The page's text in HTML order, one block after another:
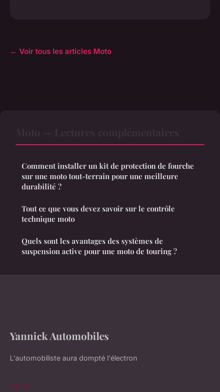
← Voir tous les articles Moto
Comment installer un kit de protection de fourche
sur une moto tout-terrain pour une meilleure
durabilité ?
Tout ce que vous devez savoir sur le contrôle
technique moto
Quels sont les avantages des systèmes de
suspension active pour une moto de touring ?
Yannick Automobiles
L'automobiliste aura dompté l'électron
LIENS